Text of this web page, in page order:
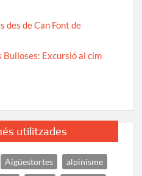
des de Can Font de
Bulloses: Excursió al cim
utilitzades
Aigüestortes
alpinisme